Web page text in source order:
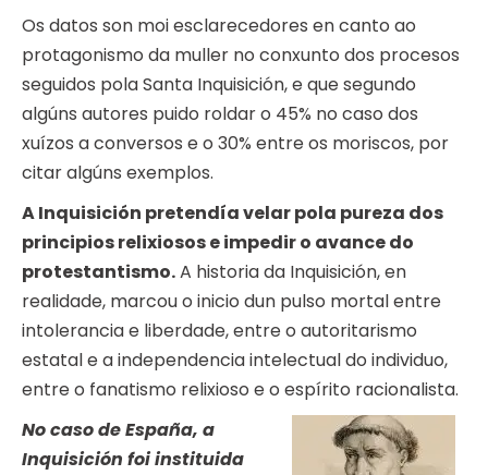
Os datos son moi esclarecedores en canto ao
protagonismo da muller no conxunto dos procesos
seguidos pola Santa Inquisición, e que segundo
algúns autores puido roldar o 45% no caso dos
xuízos a conversos e o 30% entre os moriscos, por
citar algúns exemplos.
A Inquisición pretendía velar pola pureza dos
principios relixiosos e impedir o avance do
protestantismo.A historia da Inquisición, en
realidade, marcou o inicio dun pulso mortal entre
intolerancia e liberdade, entre o autoritarismo
estatal e a independencia intelectual do individuo,
entre o fanatismo relixioso e o espírito racionalista.
No caso de España, a
Inquisición foi instituida